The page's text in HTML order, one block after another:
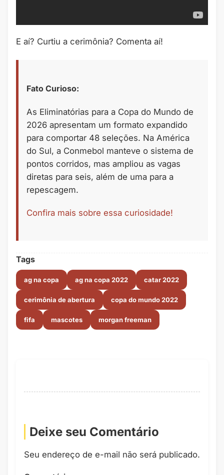
E aí? Curtiu a cerimônia? Comenta aí!
Fato Curioso:
As Eliminatórias para a Copa do Mundo de
2026 apresentam um formato expandido
para comportar 48 seleções. Na América
do Sul, a Conmebol manteve o sistema de
pontos corridos, mas ampliou as vagas
diretas para seis, além de uma para a
repescagem.
Confira mais sobre essa curiosidade!
Tags
ag na copa ag na copa 2022 catar 2022
cerimônia de abertura copa do mundo 2022
fifa mascotes morgan freeman
Deixe seu Comentário
Seu endereço de e-mail não será publicado.